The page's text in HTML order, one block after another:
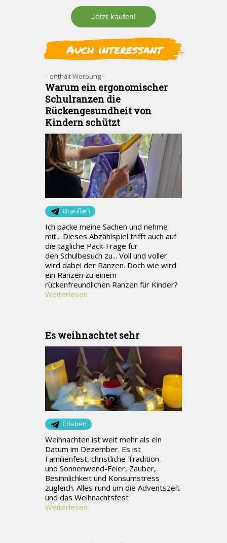
Auch interessant
– enthält Werbung –
Warum ein ergonomischer
Schulranzen die
Rückengesundheit von
Kindern schützt
Draußen
Ich packe meine Sachen und nehme
mit... Dieses Abzählspiel trifft auch auf
die tägliche Pack-Frage für
den Schulbesuch zu... Voll und voller
wird dabei der Ranzen. Doch wie wird
ein Ranzen zu einem
rückenfreundlichen Ranzen für Kinder?
Weiterlesen
Es weihnachtet sehr
Erleben
Weihnachten ist weit mehr als ein
Datum im Dezember. Es ist
Familienfest, christliche Tradition
und Sonnenwend-Feier, Zauber,
Besinnlichkeit und Konsumstress
zugleich. Alles rund um die Adventszeit
und das Weihnachtsfest
Weiterlesen